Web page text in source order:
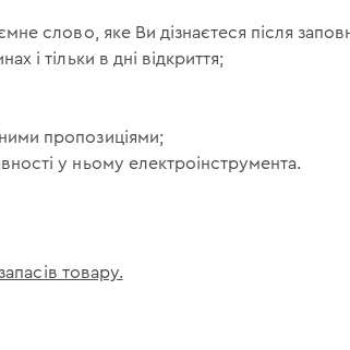
слово, яке Ви дізнаєтеся після
і тільки в дні відкриття;
пропозиціями;
у ньому електроінструмента.
товару.